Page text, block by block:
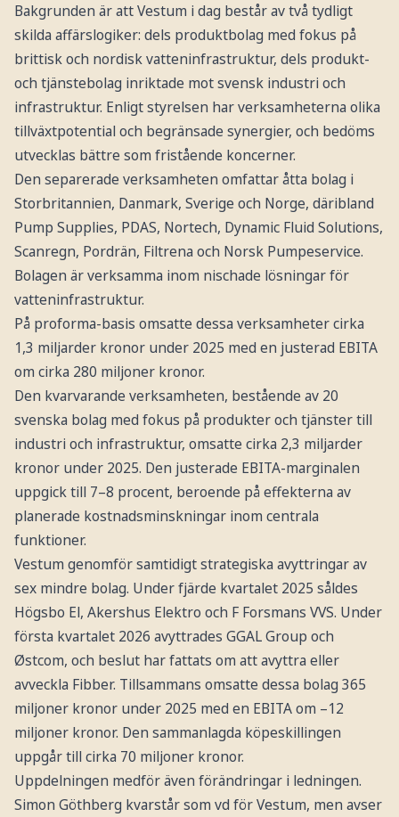
Bakgrunden är att Vestum i dag består av två tydligt
skilda affärslogiker: dels produktbolag med fokus på
brittisk och nordisk vatteninfrastruktur, dels produkt-
och tjänstebolag inriktade mot svensk industri och
infrastruktur. Enligt styrelsen har verksamheterna olika
tillväxtpotential och begränsade synergier, och bedöms
utvecklas bättre som fristående koncerner.
Den separerade verksamheten omfattar åtta bolag i
Storbritannien, Danmark, Sverige och Norge, däribland
Pump Supplies, PDAS, Nortech, Dynamic Fluid Solutions,
Scanregn, Pordrän, Filtrena och Norsk Pumpeservice.
Bolagen är verksamma inom nischade lösningar för
vatteninfrastruktur.
På proforma-basis omsatte dessa verksamheter cirka
1,3 miljarder kronor under 2025 med en justerad EBITA
om cirka 280 miljoner kronor.
Den kvarvarande verksamheten, bestående av 20
svenska bolag med fokus på produkter och tjänster till
industri och infrastruktur, omsatte cirka 2,3 miljarder
kronor under 2025. Den justerade EBITA-marginalen
uppgick till 7–8 procent, beroende på effekterna av
planerade kostnadsminskningar inom centrala
funktioner.
Vestum genomför samtidigt strategiska avyttringar av
sex mindre bolag. Under fjärde kvartalet 2025 såldes
Högsbo El, Akershus Elektro och F Forsmans VVS. Under
första kvartalet 2026 avyttrades GGAL Group och
Østcom, och beslut har fattats om att avyttra eller
avveckla Fibber. Tillsammans omsatte dessa bolag 365
miljoner kronor under 2025 med en EBITA om –12
miljoner kronor. Den sammanlagda köpeskillingen
uppgår till cirka 70 miljoner kronor.
Uppdelningen medför även förändringar i ledningen.
Simon Göthberg kvarstår som vd för Vestum, men avser